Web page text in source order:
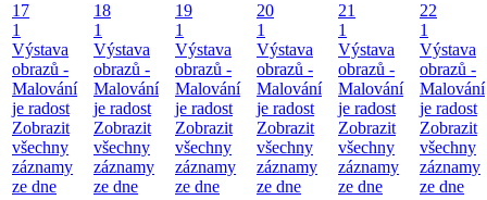
17
1
Výstava
obrazů -
Malování
je radost
Zobrazit
všechny
záznamy
ze dne
18
1
Výstava
obrazů -
Malování
je radost
Zobrazit
všechny
záznamy
ze dne
19
1
Výstava
obrazů -
Malování
je radost
Zobrazit
všechny
záznamy
ze dne
20
1
Výstava
obrazů -
Malování
je radost
Zobrazit
všechny
záznamy
ze dne
21
1
Výstava
obrazů -
Malování
je radost
Zobrazit
všechny
záznamy
ze dne
22
1
Výstava
obrazů -
Malování
je radost
Zobrazit
všechny
záznamy
ze dne